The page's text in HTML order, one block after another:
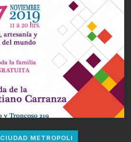
CIUDAD METROPOLI